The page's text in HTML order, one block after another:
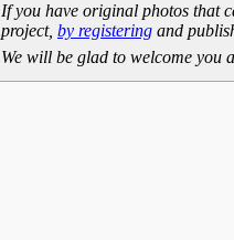
If you have original photos that
project, by registering and
We will be glad to welcome